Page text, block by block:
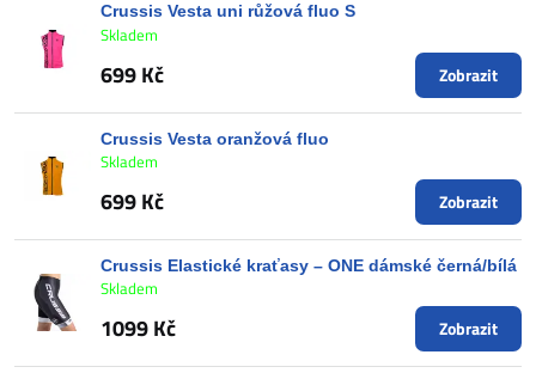
Crussis Vesta uni růžová fluo S
Skladem
699 Kč Zobrazit
Crussis Vesta oranžová fluo
Skladem
699 Kč Zobrazit
Crussis Elastické kraťasy – ONE dámské černá/bílá
Skladem
1099 Kč Zobrazit